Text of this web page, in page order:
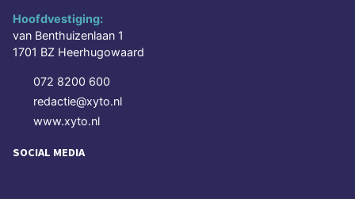
Hoofdvestiging:
van Benthuizenlaan 1
1701 BZ Heerhugowaard
072 8200 600
redactie@xyto.nl
www.xyto.nl
SOCIAL MEDIA